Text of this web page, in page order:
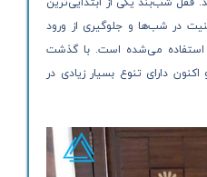
در شب‌ها و جلوگیری از ورود
استفاده می‌شده است. با گذشت
دارای تنوع بسیار زیادی در